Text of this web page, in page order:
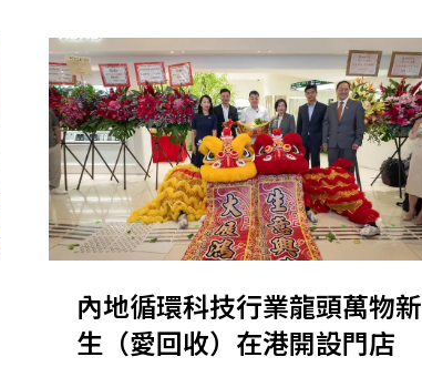
內地循環科技行業龍頭萬物新
生（愛回收）在港開設門店